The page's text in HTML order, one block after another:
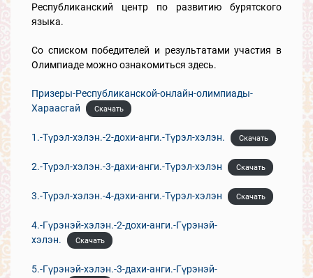
Республиканский центр по развитию бурятского
языка.
Со списком победителей и результатами участия в
Олимпиаде можно ознакомиться здесь.
Призеры-Республиканской-онлайн-олимпиады-
Хараасгай
Скачать
1.-Tүрэл-хэлэн.-2-дохи-анги.-Tүрэл-хэлэн. Скачать
2.-Түрэл-хэлэн.-3-дахи-анги.-Tүрэл-хэлэн Скачать
3.-Түрэл-хэлэн.-4-дэхи-анги.-Tүрэл-хэлэн Скачать
4.-Гүрэнэй-хэлэн.-2-дохи-анги.-Гүрэнэй-
хэлэн.
Скачать
5.-Гүрэнэй-хэлэн.-3-дахи-анги.-Гүрэнэй-